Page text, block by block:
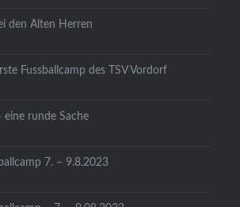
den Alten Herren
Fussballcamp des TSV Vordorf
eine runde Sache
7. – 9.8.2023